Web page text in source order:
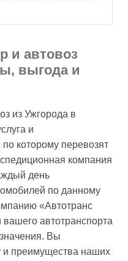
и автовоз
выгода и
из Ужгорода в
и
которому перевозят
компания
день
по данному
«Автотранс
автотранспорта
Вы
и преимущества наших